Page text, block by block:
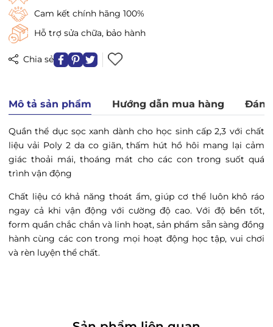
Cam kết chính hãng 100%
Hỗ trợ sửa chữa, bảo hành
Chia sẻ
Mô tả sản phẩm Hướng dẫn mua hàng
Quần thể dục sọc xanh dành cho học sinh cấp 2,3 với chất
liệu vải Poly 2 da co giãn, thấm hút hồ hôi mang lại cảm
giác thoải mái, thoáng mát cho các con trong suốt quá
trình vận động
Chất liệu có khả năng thoát ẩm, giúp cơ thể luôn khô ráo
ngay cả khi vận động với cường độ cao. Với độ bền tốt,
form quần chắc chắn và linh hoạt, sản phẩm sẵn sàng đồng
hành cùng các con trong mọi hoạt động học tập, vui chơi
và rèn luyện thể chất.